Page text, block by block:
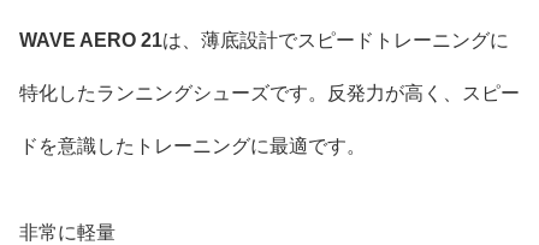
WAVE AERO 21は、薄底設計でスピードトレーニングに
特化したランニングシューズです。反発力が高く、スピー
ドを意識したトレーニングに最適です。
非常に軽量